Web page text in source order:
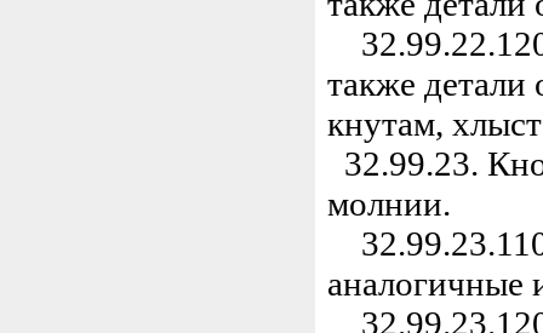
также детали
кнутам,
32.99.23.
молнии.
аналогичные